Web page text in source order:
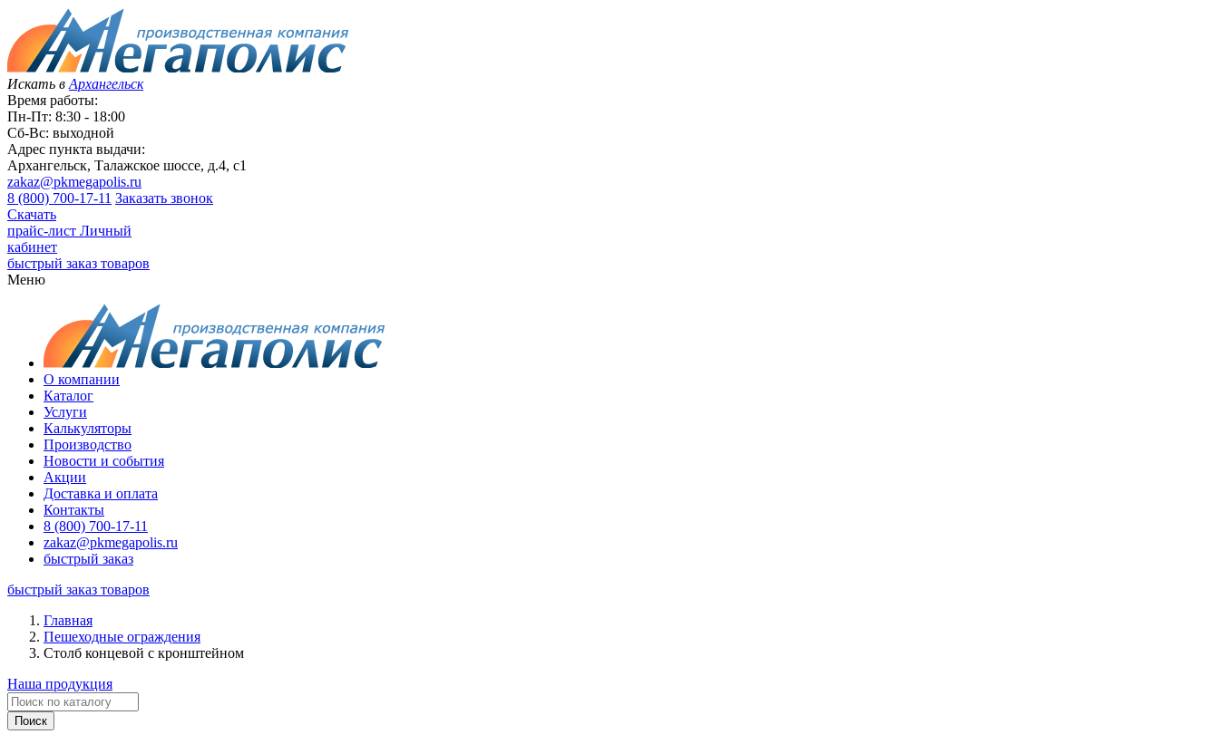
Искать в Архангельск
Время работы:
Пн-Пт: 8:30 - 18:00
Сб-Вс: выходной
Адрес пункта выдачи:
Архангельск, Талажское шоссе, д.4, с1
zakaz@pkmegapolis.ru
8 (800) 700-17-11 Заказать звонок
Скачать
прайс-лист Личный
кабинет
быстрый заказ товаров
Меню
О компании
Каталог
Услуги
Калькуляторы
Производство
Новости и события
Акции
Доставка и оплата
Контакты
8 (800) 700-17-11
zakaz@pkmegapolis.ru
быстрый заказ
быстрый заказ товаров
Главная
Пешеходные ограждения
Столб концевой с кронштейном
Наша продукция